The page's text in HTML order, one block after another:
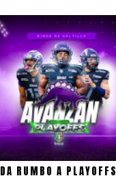
RUMBO A PLAYOFFS